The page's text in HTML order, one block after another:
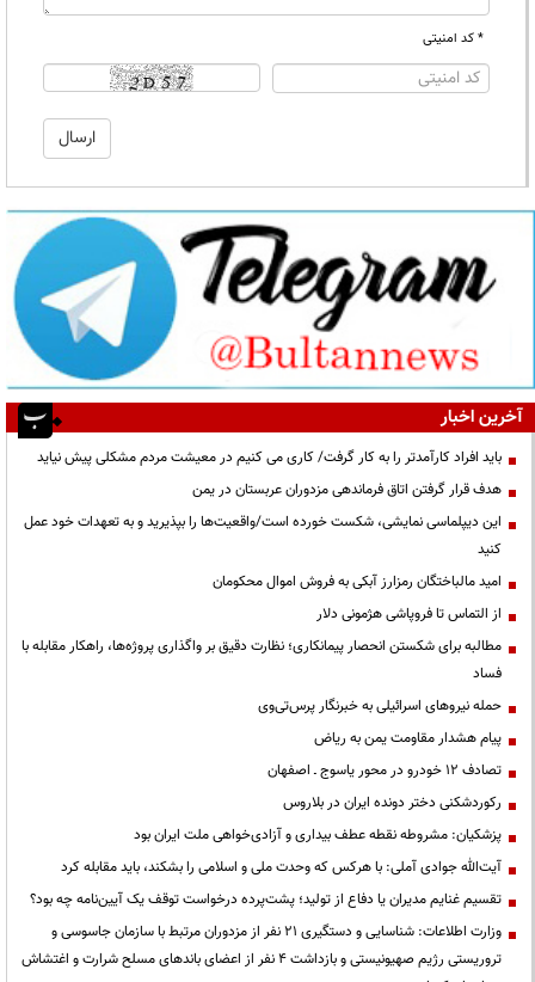
* کد امنیتی
آخرین اخبار
باید افراد کارآمدتر را به کار گرفت/ کاری می کنیم در معیشت مردم مشکلی پیش نیاید
هدف قرار گرفتن اتاق‌ فرماندهی مزدوران عربستان در یمن
این دیپلماسی نمایشی، شکست خورده است/واقعیت‌ها را بپذیرید و به تعهدات خود عمل
کنید
امید مالباختگان رمزارز آبکی به فروش اموال محکومان
از التماس تا فروپاشی هژمونی دلار
مطالبه برای شکستن انحصار پیمانکاری؛ نظارت دقیق بر واگذاری پروژه‌ها، راهکار مقابله با
فساد
حمله نیروهای اسرائیلی به خبرنگار پرس‌تی‌وی
پیام هشدار مقاومت یمن به ریاض
تصادف ۱۲ خودرو در محور یاسوج ـ اصفهان
رکوردشکنی دختر دونده ایران در بلاروس
پزشکیان: مشروطه نقطه عطف بیداری و آزادی‌خواهی ملت ایران بود
آیت‌الله جوادی آملی: با هرکس که وحدت ملی و اسلامی را بشکند، باید مقابله کرد
تقسیم غنایم مدیران یا دفاع از تولید؛ پشت‌پرده درخواست توقف یک آیین‌نامه چه بود؟
وزارت اطلاعات: شناسایی و دستگیری ۲۱ نفر از مزدوران مرتبط با سازمان جاسوسی و
تروریستی رژیم صهیونیستی و بازداشت ۴ نفر از اعضای باندهای مسلح شرارت و اغتشاش